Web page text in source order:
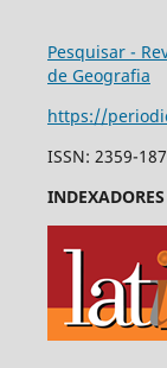
Pesquisar -
de Geografia
https://
ISSN: 2359-
INDEXADORES